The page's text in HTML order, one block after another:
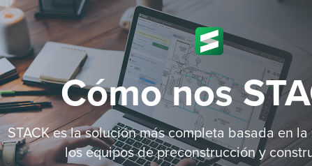
Cómo nos
STACK es la solución más completa basada en
los equipos de preconstrucción y